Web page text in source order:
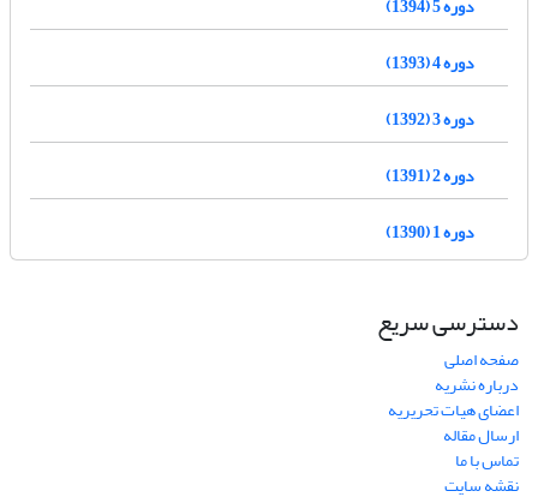
دوره 4 (1393)
دوره 3 (1392)
دوره 2 (1391)
دوره 1 (1390)
دسترسی سریع
صفحه اصلی
درباره نشریه
اعضای هیات تحریریه
ارسال مقاله
تماس با ما
نقشه سایت